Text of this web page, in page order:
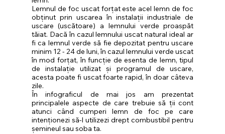
Lemnul de foc uscat forțat este acel lemn de foc
obținut prin uscarea în instalații industriale de
uscare (uscătoare) a lemnului verde proaspăt
tăiat. Dacă în cazul lemnului uscat natural ideal ar
fi ca lemnul verde să fie depozitat pentru uscare
minim 12 - 24 de luni, în cazul lemnului verde uscat
în mod forțat, în funcție de esenta de lemn, tipul
de instalație utilizat și programul de uscare,
acesta poate fi uscat foarte rapid, în doar câteva
zile.
În infograficul de mai jos am prezentat
principalele aspecte de care trebuie să ții cont
atunci când cumperi lemn de foc pe care
intenționezi să-l utilizezi drept combustibil pentru
șemineul sau soba ta.